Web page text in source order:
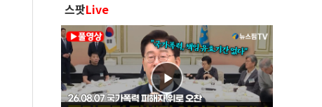
스팟Live